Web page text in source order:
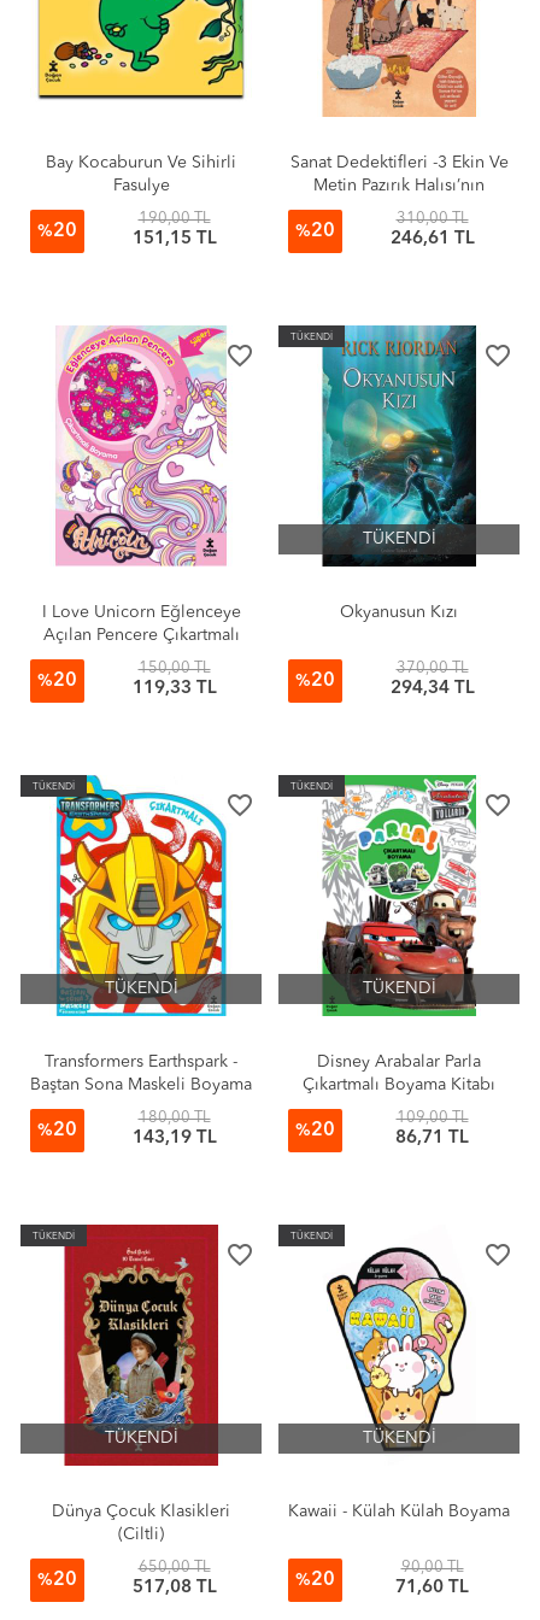
Bay Kocaburun Ve Sihirli
Fasulye
%20
190,00 TL
151,15 TL
Sanat Dedektifleri -3 Ekin Ve
Metin Pazırık Halısı’nın
Gizemi
%20
310,00 TL
246,61 TL
favorite_border
I Love Unicorn Eğlenceye
Açılan Pencere Çıkartmalı
Boyama Kitabı
%20
150,00 TL
119,33 TL
TÜKENDİ
favorite_border
TÜKENDİ
Okyanusun Kızı
%20
370,00 TL
294,34 TL
TÜKENDİ
favorite_border
TÜKENDİ
Transformers Earthspark -
Baştan Sona Maskeli Boyama
Kitabı
%20
180,00 TL
143,19 TL
TÜKENDİ
favorite_border
TÜKENDİ
Disney Arabalar Parla
Çıkartmalı Boyama Kitabı
%20
109,00 TL
86,71 TL
TÜKENDİ
favorite_border
TÜKENDİ
Dünya Çocuk Klasikleri
(Ciltli)
%20
650,00 TL
517,08 TL
TÜKENDİ
favorite_border
TÜKENDİ
Kawaii - Külah Külah Boyama
%20
90,00 TL
71,60 TL